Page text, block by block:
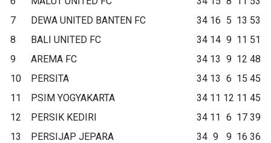
7
DEWA UNITED BANTEN FC 34 16 5 13 53
8
BALI UNITED FC 34 14 9 11 51
9
AREMA FC 34 13 9 12 48
10
PERSITA 34 13 6 15 45
11
PSIM YOGYAKARTA 34 11 12 11 45
12
PERSIK KEDIRI 34 11 6 17 39
13
PERSIJAP JEPARA 34 9 9 16 36